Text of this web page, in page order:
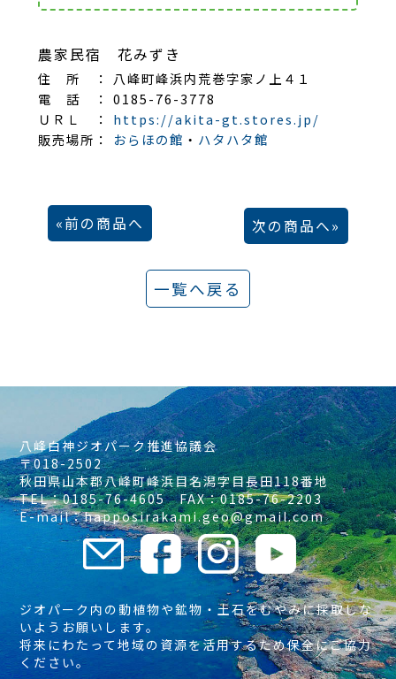
農家民宿 花みずき
住 所 ： 八峰町峰浜内荒巻字家ノ上４１
電 話 ： 0185-76-3778
ＵＲＬ ： https://akita-gt.stores.jp/
販売場所：
おらほの館 ・ ハタハタ館
前の商品へ 次の商品へ
一覧へ戻る
八峰白神ジオパーク推進協議会
〒018-2502
秋田県山本郡八峰町峰浜目名潟字目長田118番地
TEL：0185-76-4605 FAX：0185-76-2203
E-mail：happosirakami.geo@gmail.com
ジオパーク内の動植物や鉱物・土石をむやみに採取しな
いようお願いします。
将来にわたって地域の資源を活用するため保全にご協力
ください。